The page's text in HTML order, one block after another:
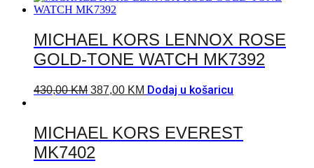
MICHAEL KORS LENNOX ROSE
GOLD-TONE WATCH MK7392
430,00KM 387,00 KM Dodaj u košaricu
MICHAEL KORS EVEREST
MK7402